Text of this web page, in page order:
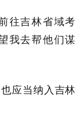
往吉林省域考
我去帮他们谋
应当纳入吉林